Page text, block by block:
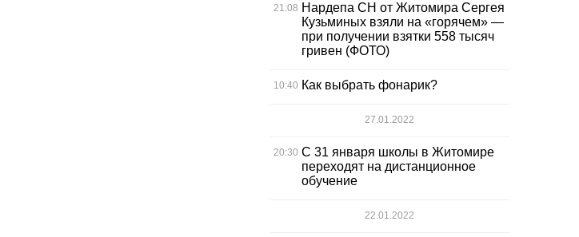
21:08 Нардепа СН от Житомира Сергея
Кузьминых взяли на «горячем» —
при получении взятки 558 тысяч
гривен (ФОТО)
10:40 Как выбрать фонарик?
27.01.2022
20:30 С 31 января школы в Житомире
переходят на дистанционное
обучение
22.01.2022